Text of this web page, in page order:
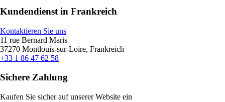
Kundendienst in Frankreich
Kontaktieren Sie uns
11 rue Bernard Maris
37270 Montlouis-sur-Loire, Frankreich
+33 1 86 47 62 58
Sichere Zahlung
Kaufen Sie sicher auf unserer Website ein